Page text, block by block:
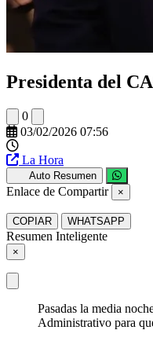
Presidenta del
0
03/02/2026 07:56
La Hora
Auto Resumen
Enlace de Compartir ×
COPIAR WHATSAPP
Resumen Inteligente
×
Pasadas la media
Administrativo para